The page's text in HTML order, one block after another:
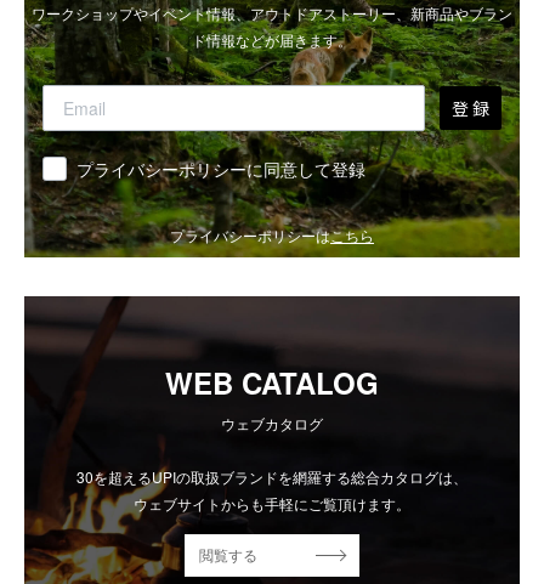
ワークショップやイベント情報、アウトドアストーリー、新商品やブラン
ド情報などが届きます。
登 録
同意 プライバシーポリシーに同意して登録
プライバシーポリシーはこちら
WEB CATALOG
ウェブカタログ
30を超えるUPIの取扱ブランドを網羅する総合カタログは、
ウェブサイトからも手軽にご覧頂けます。
閲覧する